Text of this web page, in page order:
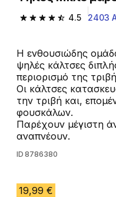
4.5
4.5 out of 5 stars2403
Η ενθουσιώδης
ψηλές κάλτσες
περιορισμό της
Οι κάλτσες
την τριβή και,
φουσκάλων.
Παρέχουν μέγιστη
αναπνέουν.
ID 8786380
19,99 €